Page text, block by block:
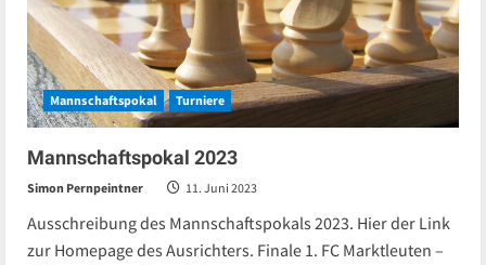
Mannschaftspokal Turniere
Mannschaftspokal 2023
Simon Pernpeintner 11. Juni 2023
Ausschreibung des Mannschaftspokals 2023. Hier der Link
zur Homepage des Ausrichters. Finale 1. FC Marktleuten –